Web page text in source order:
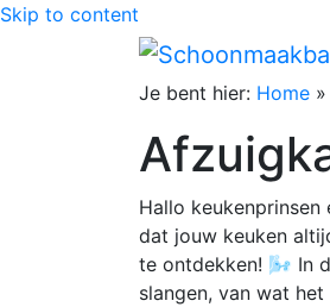
Skip to content
Je bent hier: Home »
Hallo keukenprinsen
dat jouw keuken
te ontdekken! 🌬️ In
slangen, van wat